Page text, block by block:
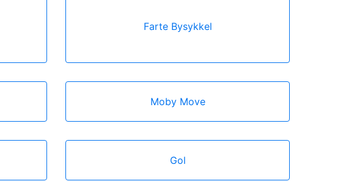
Farte Bysykkel
Moby Move
Gol